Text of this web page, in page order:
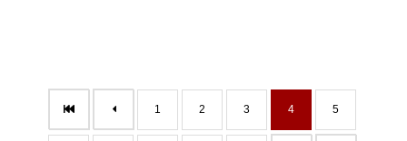
1 2 3 4 5